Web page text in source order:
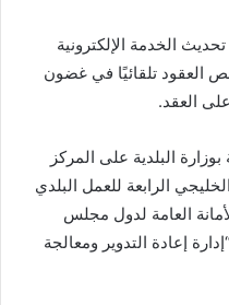
تحديث الخدمة الإلكترونية
العقود تلقائيًا في غضون
العقد.
بوزارة البلدية على المركز
الرابعة للعمل البلدي
الأمانة العامة لدول مجلس
إعادة التدوير ومعالجة